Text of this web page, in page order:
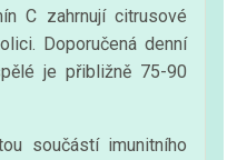
C zahrnují citrusové
Doporučená denní
je přibližně 75-90
součástí imunitního